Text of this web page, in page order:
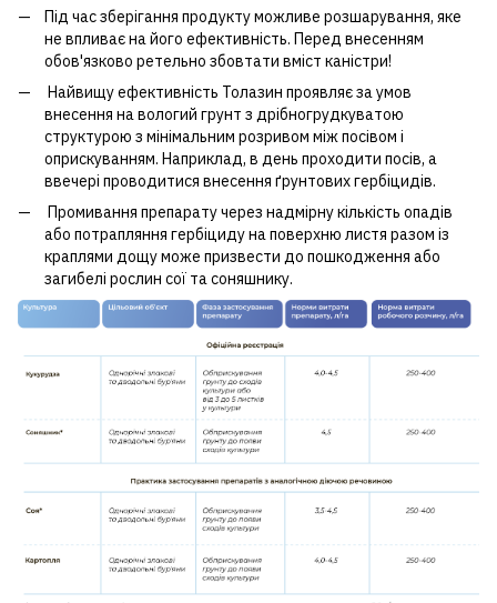
Під час зберігання продукту можливе розшарування, яке
не впливає на його ефективність. Перед внесенням
обов'язково ретельно збовтати вміст каністри!
Найвищу ефективність Толазин проявляє за умов
внесення на вологий грунт з дрібногрудкуватою
структурою з мінімальним розривом між посівом і
оприскуванням. Наприклад, в день проходити посів, а
ввечері проводитися внесення ґрунтових гербіцидів.
Промивання препарату через надмірну кількість опадів
або потрапляння гербіциду на поверхню листя разом із
краплями дощу може призвести до пошкодження або
загибелі рослин сої та соняшнику.